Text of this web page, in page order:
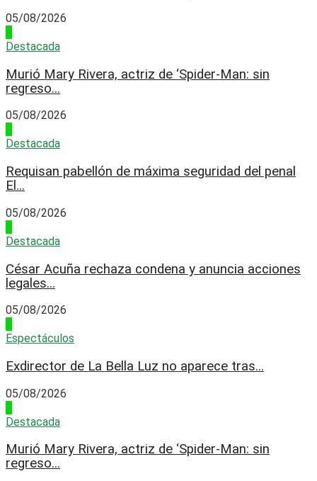
05/08/2026
Destacada
Murió Mary Rivera, actriz de ‘Spider-Man: sin
regreso...
05/08/2026
Destacada
Requisan pabellón de máxima seguridad del penal
El...
05/08/2026
Destacada
César Acuña rechaza condena y anuncia acciones
legales...
05/08/2026
Espectáculos
Exdirector de La Bella Luz no aparece tras...
05/08/2026
Destacada
Murió Mary Rivera, actriz de ‘Spider-Man: sin
regreso...